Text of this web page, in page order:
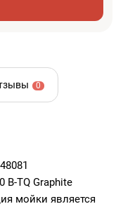
0
TQ Graphite
мойки является